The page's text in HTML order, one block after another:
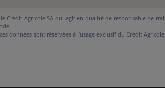
Crédit Agricole SA qui agit en qualité de responsable de
données sont réservées à l’usage exclusif du Crédit